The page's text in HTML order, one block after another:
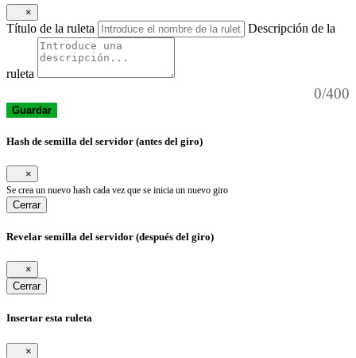
×
Título de la ruleta Descripción de la
ruleta
0/400
Guardar
Hash de semilla del servidor (antes del giro)
×
Se crea un nuevo hash cada vez que se inicia un nuevo giro
Cerrar
Revelar semilla del servidor (después del giro)
×
Cerrar
Insertar esta ruleta
×